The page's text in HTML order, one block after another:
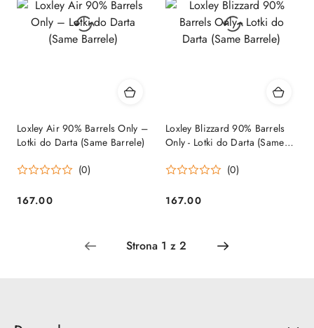
Loxley Air 90% Barrels Only –
Lotki do Darta (Same Barrele)
(0)
Cena:
167.00
Loxley Blizzard 90% Barrels
Only - Lotki do Darta (Same
(0)
Cena:
167.00